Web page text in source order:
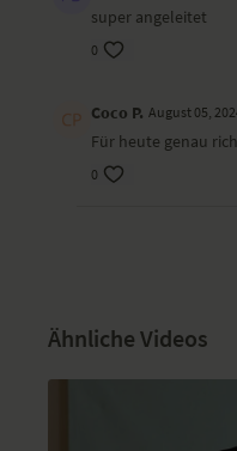
super angeleitet
0
Coco P. August 05,
Für heute genau
0
Ähnliche Videos